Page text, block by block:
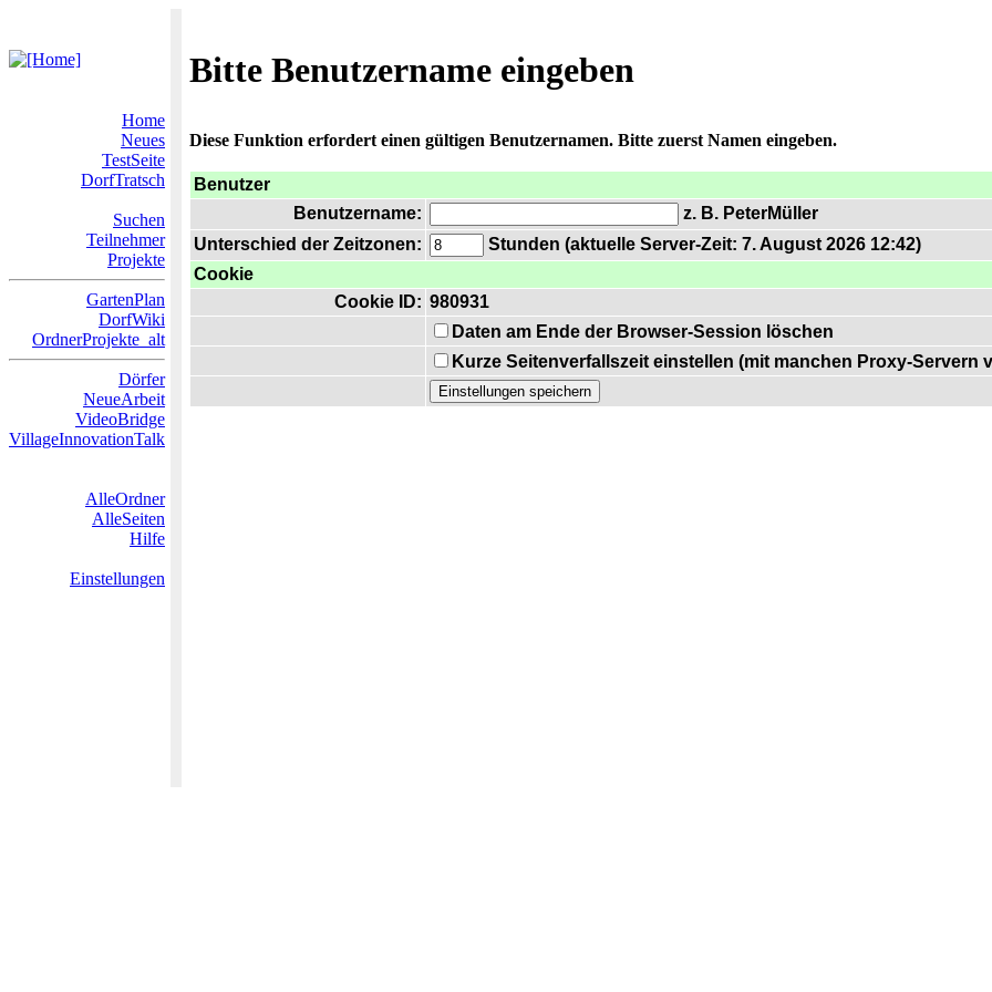
Bitte Benutzername eingeben
Home
Neues
TestSeite
DorfTratsch
Suchen
Teilnehmer
Projekte
GartenPlan
DorfWiki
OrdnerProjekte_alt
Dörfer
NeueArbeit
VideoBridge
VillageInnovationTalk
AlleOrdner
AlleSeiten
Hilfe
Einstellungen
Diese Funktion erfordert einen gültigen Benutzernamen. Bitte zuerst Namen eingeben.
Benutzer
Benutzername:
z. B. PeterMüller
Unterschied der Zeitzonen:
Stunden (aktuelle Server-Zeit: 7. August 2026 12:42)
Cookie
Cookie ID: 980931
Daten am Ende der Browser-Session löschen
Kurze Seitenverfallszeit einstellen (mit manchen Proxy-Servern